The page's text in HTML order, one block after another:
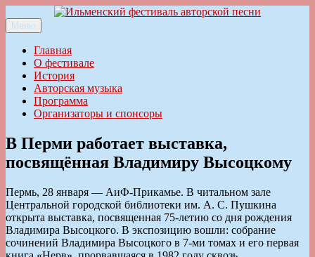
к
содержимому
Ильменский фестиваль авторской песни
Меню
Главная
О фестивале
История
Авторская музыка
Программа
Организаторы и спонсоры
В Перми работает выставка,
посвящённая Владимиру Высоцкому
Пермь, 28 января — АиФ-Прикамье. В читальном зале
Центральной городской библиотеки им. А. С. Пушкина
открыта выставка, посвященная 75-летию со дня рождения
Владимира Высоцкого. В экспозицию вошли: собрание
сочинений Владимира Высоцкого в 7-ми томах и его первая